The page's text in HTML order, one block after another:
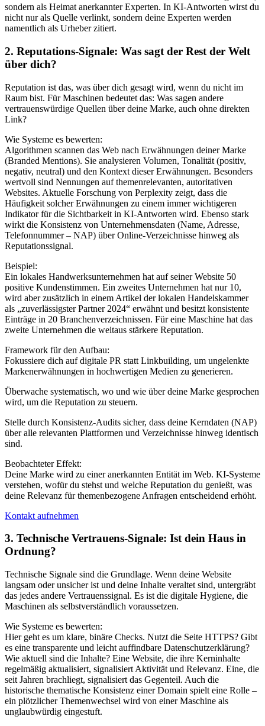
sondern als Heimat anerkannter Experten. In KI-Antworten wirst du
nicht nur als Quelle verlinkt, sondern deine Experten werden
namentlich als Urheber zitiert.
2. Reputations-Signale: Was sagt der Rest der Welt
über dich?
Reputation ist das, was über dich gesagt wird, wenn du nicht im
Raum bist. Für Maschinen bedeutet das: Was sagen andere
vertrauenswürdige Quellen über deine Marke, auch ohne direkten
Link?
Wie Systeme es bewerten:
Algorithmen scannen das Web nach Erwähnungen deiner Marke
(Branded Mentions). Sie analysieren Volumen, Tonalität (positiv,
negativ, neutral) und den Kontext dieser Erwähnungen. Besonders
wertvoll sind Nennungen auf themenrelevanten, autoritativen
Websites. Aktuelle Forschung von Perplexity zeigt, dass die
Häufigkeit solcher Erwähnungen zu einem immer wichtigeren
Indikator für die Sichtbarkeit in KI-Antworten wird. Ebenso stark
wirkt die Konsistenz von Unternehmensdaten (Name, Adresse,
Telefonnummer – NAP) über Online-Verzeichnisse hinweg als
Reputationssignal.
Beispiel:
Ein lokales Handwerksunternehmen hat auf seiner Website 50
positive Kundenstimmen. Ein zweites Unternehmen hat nur 10,
wird aber zusätzlich in einem Artikel der lokalen Handelskammer
als „zuverlässigster Partner 2024“ erwähnt und besitzt konsistente
Einträge in 20 Branchenverzeichnissen. Für eine Maschine hat das
zweite Unternehmen die weitaus stärkere Reputation.
Framework für den Aufbau:
Fokussiere dich auf digitale PR statt Linkbuilding, um ungelenkte
Markenerwähnungen in hochwertigen Medien zu generieren.
Überwache systematisch, wo und wie über deine Marke gesprochen
wird, um die Reputation zu steuern.
Stelle durch Konsistenz-Audits sicher, dass deine Kerndaten (NAP)
über alle relevanten Plattformen und Verzeichnisse hinweg identisch
sind.
Beobachteter Effekt:
Deine Marke wird zu einer anerkannten Entität im Web. KI-Systeme
verstehen, wofür du stehst und welche Reputation du genießt, was
deine Relevanz für themenbezogene Anfragen entscheidend erhöht.
Kontakt aufnehmen
3. Technische Vertrauens-Signale: Ist dein Haus in
Ordnung?
Technische Signale sind die Grundlage. Wenn deine Website
langsam oder unsicher ist und deine Inhalte veraltet sind, untergräbt
das jedes andere Vertrauenssignal. Es ist die digitale Hygiene, die
Maschinen als selbstverständlich voraussetzen.
Wie Systeme es bewerten:
Hier geht es um klare, binäre Checks. Nutzt die Seite HTTPS? Gibt
es eine transparente und leicht auffindbare Datenschutzerklärung?
Wie aktuell sind die Inhalte? Eine Website, die ihre Kerninhalte
regelmäßig aktualisiert, signalisiert Aktivität und Relevanz. Eine, die
seit Jahren brachliegt, signalisiert das Gegenteil. Auch die
historische thematische Konsistenz einer Domain spielt eine Rolle –
ein plötzlicher Themenwechsel wird von einer Maschine als
unglaubwürdig eingestuft.